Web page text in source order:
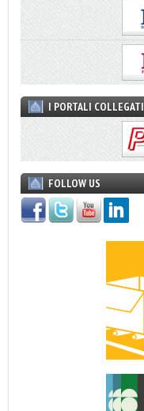
I PORTALI COLLEGATI
FOLLOW US